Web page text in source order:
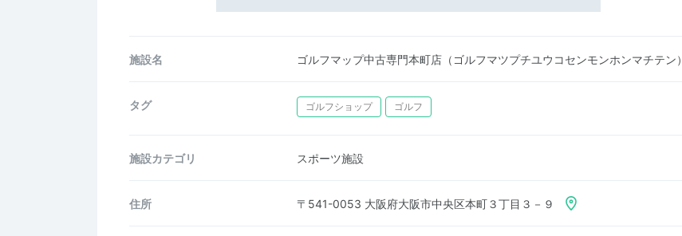
施設名 ゴルフマップ中古専門本町店（ゴルフマツプチユウコセンモンホンマチテン）
タグ ゴルフショップ ゴルフ
施設カテゴリ スポーツ施設
住所 〒541-0053 大阪府大阪市中央区本町３丁目３－９